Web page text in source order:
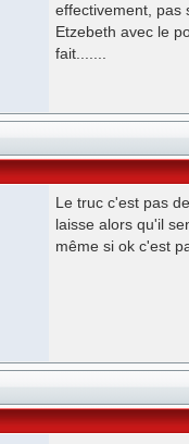
effectivement, pas
Etzebeth avec le
fait.......
Le truc c'est pas
laisse alors qu'il
même si ok c'est